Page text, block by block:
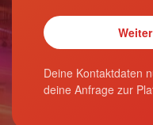
Deine Kontaktdaten
deine Anfrage zur